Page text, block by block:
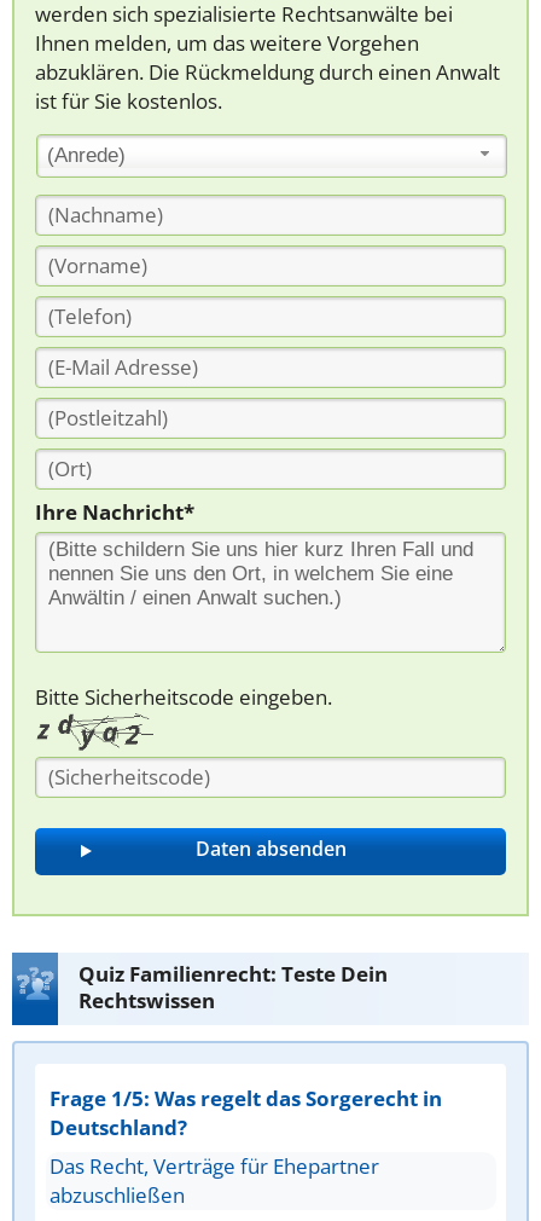
werden sich spezialisierte Rechtsanwälte bei
Ihnen melden, um das weitere Vorgehen
abzuklären. Die Rückmeldung durch einen Anwalt
ist für Sie kostenlos.
(Anrede)
Ihre Nachricht*
Bitte Sicherheitscode eingeben.
Quiz Familienrecht: Teste Dein
Rechtswissen
Frage 1/5: Was regelt das Sorgerecht in
Deutschland?
Das Recht, Verträge für Ehepartner
abzuschließen